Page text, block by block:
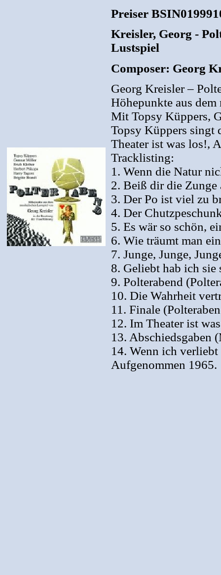
Preiser
Kreisler, Georg -
Lustspiel
Composer: Georg
Georg Kreisler –
Höhepunkte aus
Mit Topsy Küppers,
Topsy Küppers singt
Theater ist was los!,
Tracklisting:
1. Wenn die Natur
2. Beiß dir die Zunge
3. Der Po ist viel zu
4. Der
5. Es wär so schön,
6. Wie träumt man
7. Junge, Junge,
8. Geliebt hab ich
9. Polterabend
10. Die Wahrheit
11. Finale
12. Im Theater ist
13. Abschiedsgaben
14. Wenn ich
Aufgenommen 1965.